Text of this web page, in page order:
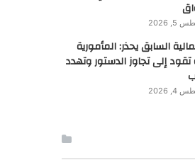
2026
السابق يحذر: المأمورية
تقود إلى تجاوز الدستور وتهدد
2026